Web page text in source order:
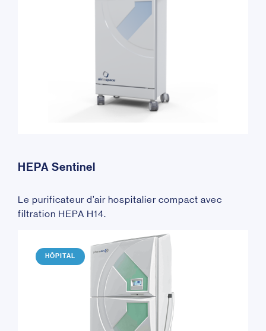
HEPA Sentinel
Le purificateur d’air hospitalier compact avec
filtration HEPA H14.
HÔPITAL